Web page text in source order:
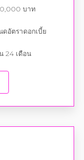
อัตราดอกเบี้ย
24 เดือน